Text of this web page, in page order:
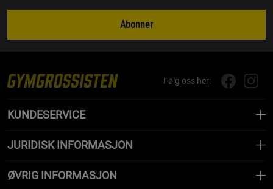
Abonner
Følg oss her:
KUNDESERVICE
JURIDISK INFORMASJON
ØVRIG INFORMASJON